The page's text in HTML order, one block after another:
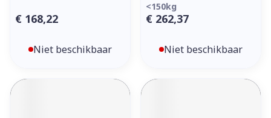
€ 168,22
Niet beschikbaar
<150kg
€ 262,37
Niet beschikbaar